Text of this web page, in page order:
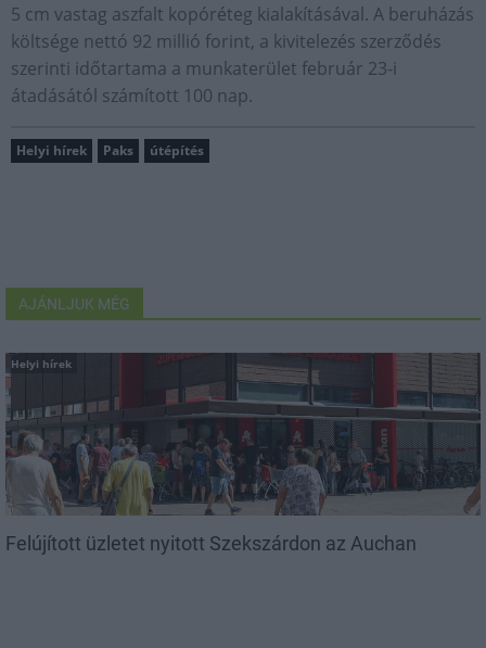
5 cm vastag aszfalt kopóréteg kialakításával. A beruházás
költsége nettó 92 millió forint, a kivitelezés szerződés
szerinti időtartama a munkaterület február 23-i
átadásától számított 100 nap.
Helyi hírek Paks útépítés
AJÁNLJUK MÉG
Helyi hírek
Felújított üzletet nyitott Szekszárdon az Auchan